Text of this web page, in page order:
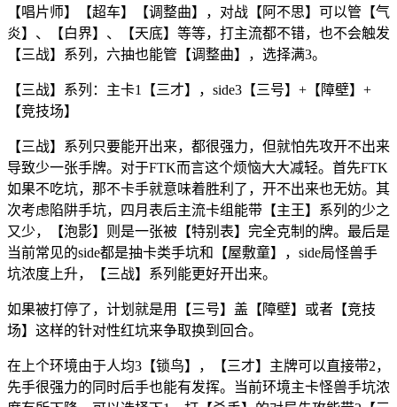
【唱片师】【超车】【调整曲】，对战【阿不思】可以管【气
炎】、【白界】、【天底】等等，打主流都不错，也不会触发
【三战】系列，六抽也能管【调整曲】，选择满3。
【三战】系列：主卡1【三才】，side3【三号】+【障壁】+
【竞技场】
【三战】系列只要能开出来，都很强力，但就怕先攻开不出来
导致少一张手牌。对于FTK而言这个烦恼大大减轻。首先FTK
如果不吃坑，那不卡手就意味着胜利了，开不出来也无妨。其
次考虑陷阱手坑，四月表后主流卡组能带【主王】系列的少之
又少，【泡影】则是一张被【特别表】完全克制的牌。最后是
当前常见的side都是抽卡类手坑和【屋敷童】，side局怪兽手
坑浓度上升，【三战】系列能更好开出来。
如果被打停了，计划就是用【三号】盖【障壁】或者【竞技
场】这样的针对性红坑来争取换到回合。
在上个环境由于人均3【锁鸟】，【三才】主牌可以直接带2，
先手很强力的同时后手也能有发挥。当前环境主卡怪兽手坑浓